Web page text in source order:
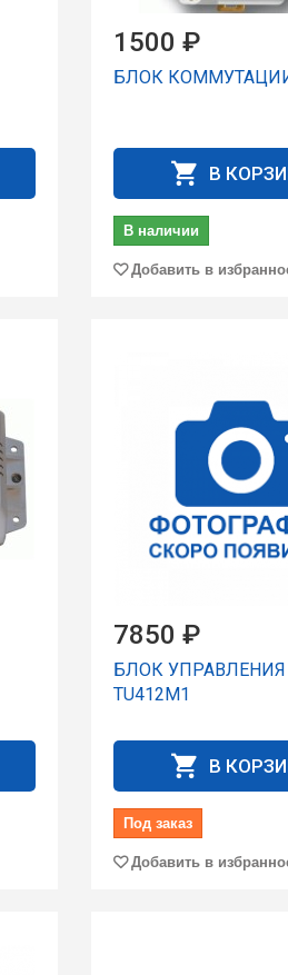
1500 ₽
БЛОК
В
В наличии
Добавить в
7850 ₽
БЛОК УПРАВЛЕНИЯ
TU412M1
В
Под заказ
Добавить в